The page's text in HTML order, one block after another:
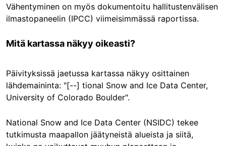
Vähentyminen on myös dokumentoitu hallitustenvälisen
ilmastopaneelin (IPCC) viimeisimmässä raportissa.
Mitä kartassa näkyy oikeasti?
Päivityksissä jaetussa kartassa näkyy osittainen
lähdemaininta: "[--] tional Snow and Ice Data Center,
University of Colorado Boulder".
National Snow and Ice Data Center (NSIDC) tekee
tutkimusta maapallon jäätyneistä alueista ja siitä,